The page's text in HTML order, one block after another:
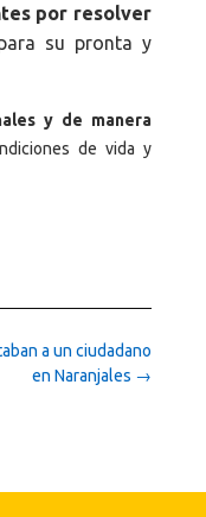
por resolver
su pronta y
y de manera
de vida y
a un ciudadano
en Naranjales →